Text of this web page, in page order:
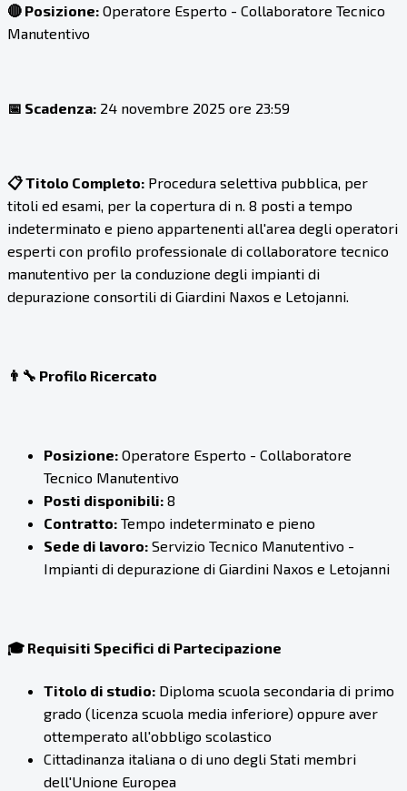
🔴 Posizione: Operatore Esperto - Collaboratore Tecnico
Manutentivo
📅 Scadenza: 24 novembre 2025 ore 23:59
📋 Titolo Completo: Procedura selettiva pubblica, per
titoli ed esami, per la copertura di n. 8 posti a tempo
indeterminato e pieno appartenenti all'area degli operatori
esperti con profilo professionale di collaboratore tecnico
manutentivo per la conduzione degli impianti di
depurazione consortili di Giardini Naxos e Letojanni.
👨‍🔧 Profilo Ricercato
Posizione: Operatore Esperto - Collaboratore
Tecnico Manutentivo
Posti disponibili: 8
Contratto: Tempo indeterminato e pieno
Sede di lavoro: Servizio Tecnico Manutentivo -
Impianti di depurazione di Giardini Naxos e Letojanni
🎓 Requisiti Specifici di Partecipazione
Titolo di studio: Diploma scuola secondaria di primo
grado (licenza scuola media inferiore) oppure aver
ottemperato all'obbligo scolastico
Cittadinanza italiana o di uno degli Stati membri
dell'Unione Europea